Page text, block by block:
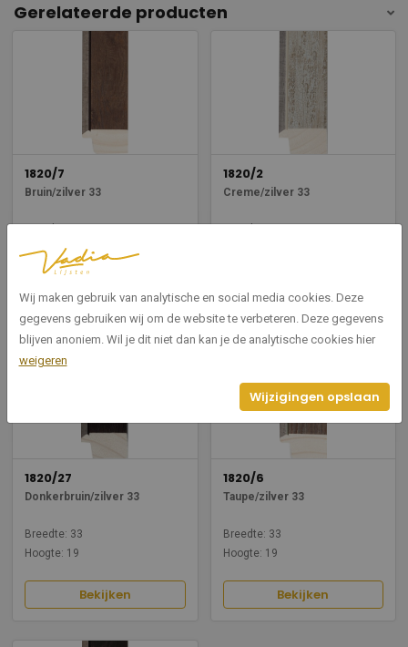
Gerelateerde producten
1820/7
Bruin/zilver 33
Hoogte: 19
Bekijken
1820/2
Creme/zilver 33
Bekijken
1820/27
Donkerbruin/zilver 33
Breedte: 33
Hoogte: 19
Bekijken
1820/6
Taupe/zilver 33
Breedte: 33
Hoogte: 19
Bekijken
Wij maken gebruik van analytische en social media cookies. Deze
gegevens gebruiken wij om de website te verbeteren. Deze gegevens
blijven anoniem. Wil je dit niet dan kan je de analytische cookies hier
weigeren
Wijzigingen opslaan